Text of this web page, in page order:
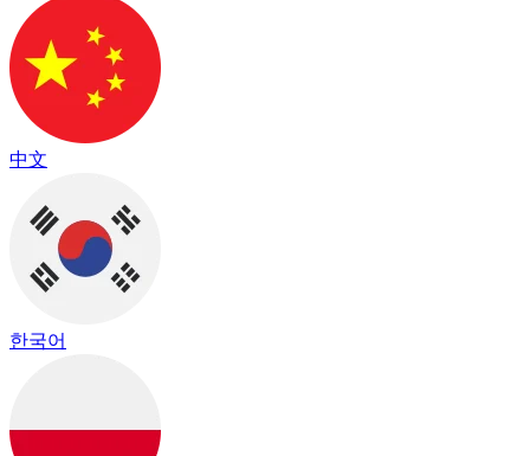
中文
한국어